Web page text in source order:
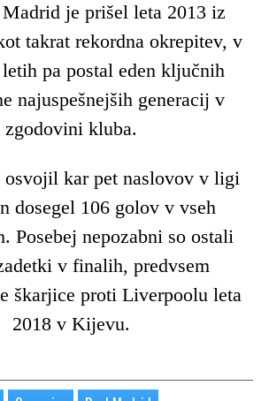
je prišel leta 2013 iz
takrat rekordna okrepitev, v
pa postal eden ključnih
najuspešnejših generacij v
zgodovini kluba.
osvojil kar pet naslovov v ligi
dosegel 106 golov v vseh
Posebej nepozabni so ostali
v finalih, predvsem
škarjice proti Liverpoolu leta
2018 v Kijevu.